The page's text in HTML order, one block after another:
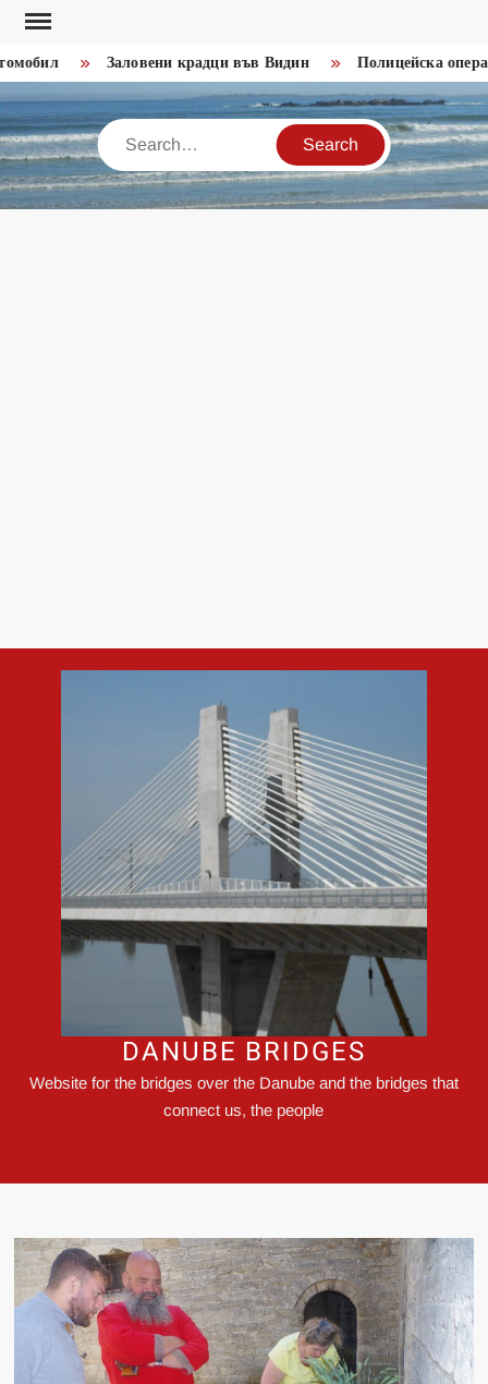
Skip
content
Заловени крадци във Видин Полицейска
Search
DANUBE BRIDGES
Website for the bridges over the Danube and the bridges that
connect us, the people